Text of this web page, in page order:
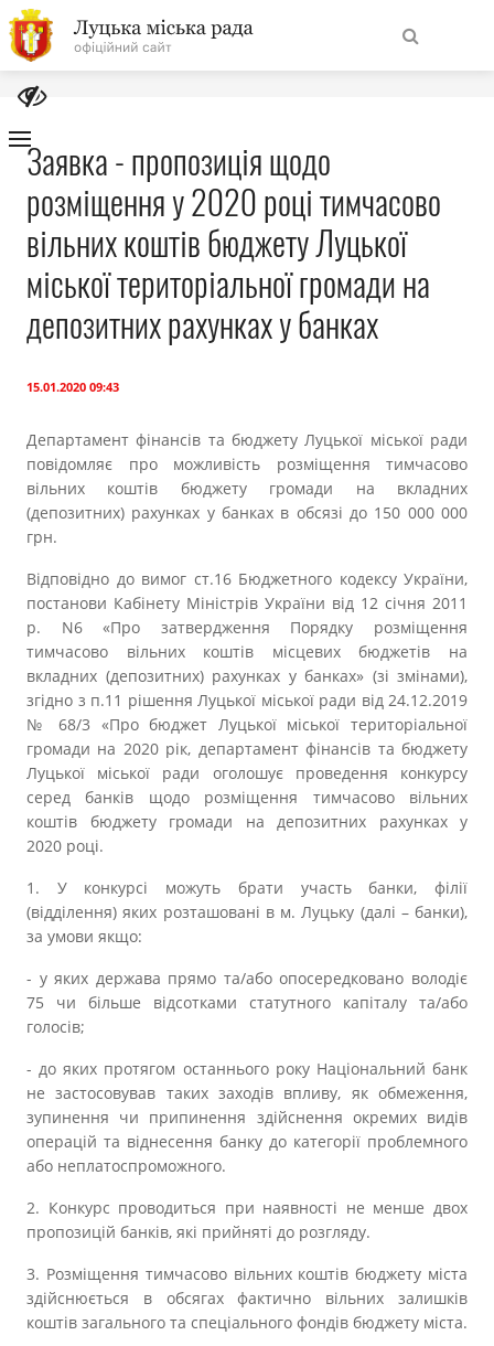
На
головну
Навігація
сайту
Про місто
Міська влада
Міська рада
Публічна інформація
Прозорість влади
Документи
Заявка - пропозиція щодо
розміщення у 2020 році тимчасово
вільних коштів бюджету Луцької
міської територіальної громади на
депозитних рахунках у банках
15.01.2020 09:43
Департамент фінансів та бюджету Луцької міської ради
повідомляє про можливість розміщення тимчасово
вільних коштів бюджету громади на вкладних
(депозитних) рахунках у банках в обсязі до 150 000 000
грн.
Відповідно до вимог ст.16 Бюджетного кодексу України,
постанови Кабінету Міністрів України від 12 січня 2011
p. N6 «Про затвердження Порядку розміщення
тимчасово вільних коштів місцевих бюджетів на
вкладних (депозитних) рахунках у банках» (зі змінами),
згідно з п.11 рішення Луцької міської ради від 24.12.2019
№ 68/3 «Про бюджет Луцької міської територіальної
громади на 2020 рік, департамент фінансів та бюджету
Луцької міської ради оголошує проведення конкурсу
серед банків щодо розміщення тимчасово вільних
коштів бюджету громади на депозитних рахунках у
2020 році.
1. У конкурсі можуть брати участь банки, філії
(відділення) яких розташовані в м. Луцьку (далі – банки),
за умови якщо:
- у яких держава прямо та/або опосередковано володіє
75 чи більше відсотками статутного капіталу та/або
голосів;
- до яких протягом останнього року Національний банк
не застосовував таких заходів впливу, як обмеження,
зупинення чи припинення здійснення окремих видів
операцій та віднесення банку до категорії проблемного
або неплатоспроможного.
2. Конкурс проводиться при наявності не менше двох
пропозицій банків, які прийняті до розгляду.
3. Розміщення тимчасово вільних коштів бюджету міста
здійснюється в обсягах фактично вільних залишків
коштів загального та спеціального фондів бюджету міста.